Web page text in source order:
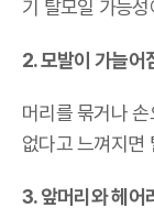
기 탈모일 가능
2. 모발이 가늘어
머리를 묶거나
없다고 느껴지면
3. 앞머리와 헤어